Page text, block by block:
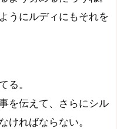
うにルディにもそれを
る。
を伝えて、さらにシル
ければならない。